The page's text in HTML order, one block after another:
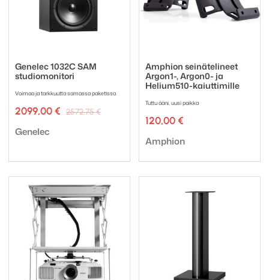
Genelec 1032C SAM
studiomonitori
Voimaa ja tarkkuutta samassa paketissa
2572,75€Alkuperäinen
2572,75 €.
2099,00 €
Nykyinen
2099,00 €.
Tuotemerkki:
Genelec
Amphion seinätelineet
Argon1-, Argon0- ja
Helium510-kaiuttimille
Tuttu ääni, uusi paikka
120,00 €
Tuotemerkki:
Amphion